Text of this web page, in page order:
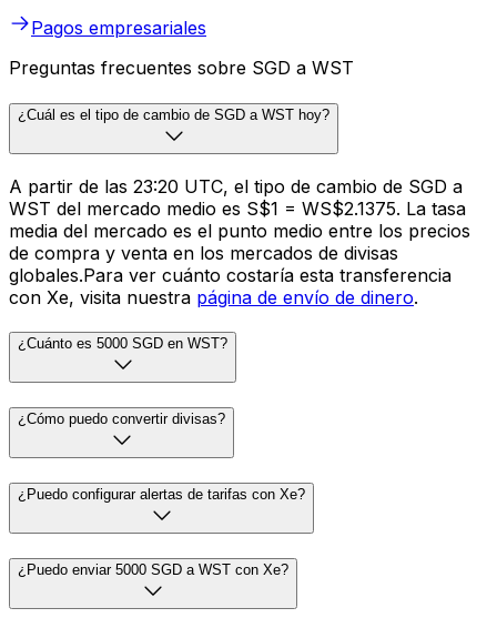
Pagos empresariales
Preguntas frecuentes sobre SGD a WST
¿Cuál es el tipo de cambio de SGD a WST hoy?
A partir de las 23:20 UTC, el tipo de cambio de SGD a
WST del mercado medio es S$1 = WS$2.1375. La tasa
media del mercado es el punto medio entre los precios
de compra y venta en los mercados de divisas
globales.Para ver cuánto costaría esta transferencia
con Xe, visita nuestra página de envío de dinero.
¿Cuánto es 5000 SGD en WST?
¿Cómo puedo convertir divisas?
¿Puedo configurar alertas de tarifas con Xe?
¿Puedo enviar 5000 SGD a WST con Xe?